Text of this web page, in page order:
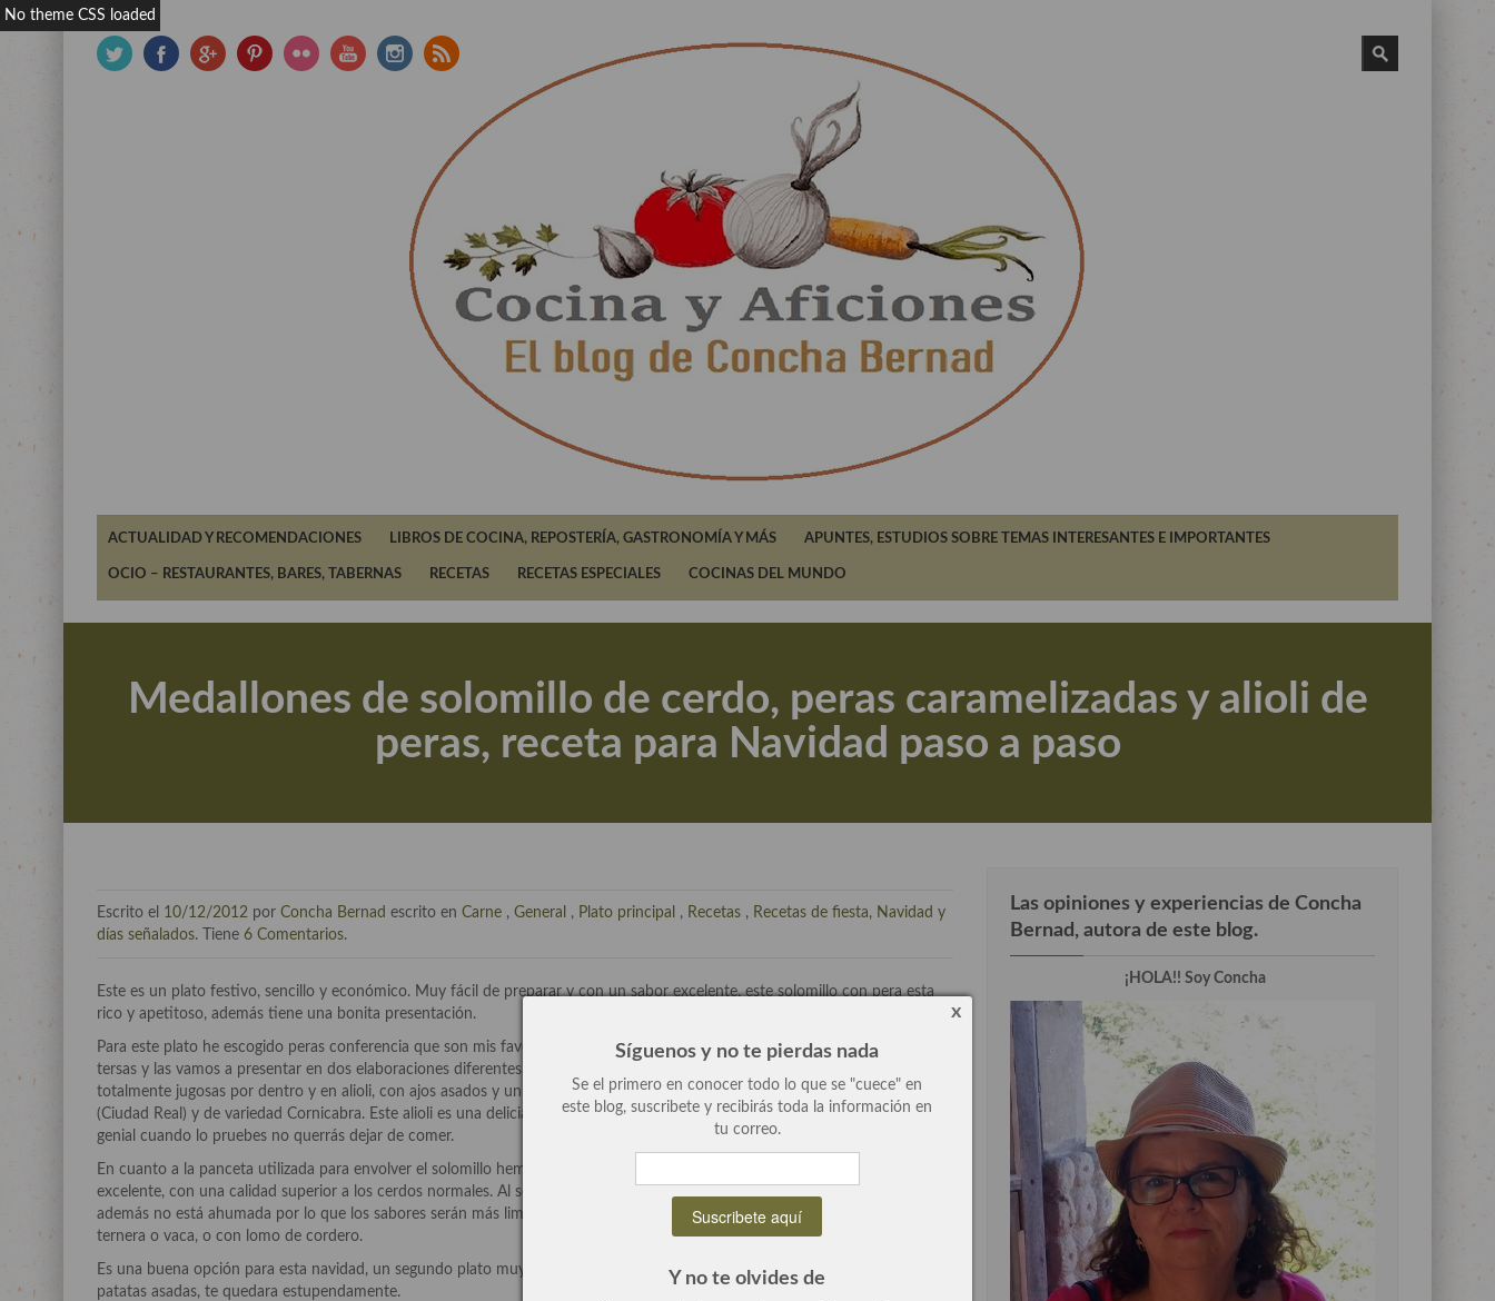
ACTUALIDAD Y RECOMENDACIONES LIBROS DE COCINA, REPOSTERÍA, GASTRONOMÍA Y MÁS APUNTES, ESTUDIOS SOBRE TEMAS INTERESANTES E IMPORTANTES
OCIO – RESTAURANTES, BARES, TABERNAS RECETAS RECETAS ESPECIALES COCINAS DEL MUNDO
Medallones de solomillo de cerdo, peras caramelizadas y alioli de
peras, receta para Navidad paso a paso
Escrito el 10/12/2012 por Concha Bernad escrito en Carne , General , Plato principal , Recetas , Recetas de fiesta, Navidad y
días señalados. Tiene 6 Comentarios.
Este es un plato festivo, sencillo y económico. Muy fácil de preparar y con un sabor excelente, este solomillo con pera esta
rico y apetitoso, además tiene una bonita presentación.
Para este plato he escogido peras conferencia que son mis favoritas. Las hemos elegido que estén maduras pero duras y
tersas y las vamos a presentar en dos elaboraciones diferentes, en cubitos, caramelizadas y crujientes por fuera pero
totalmente jugosas por dentro y en alioli, con ajos asados y un buen aceite de oliva, en esta ocasión de Villarrubia de los Ojos
(Ciudad Real) y de variedad Cornicabra. Este alioli es una delicia, fresco y con muchos aromas, aporta a la comida un toque
genial cuando lo pruebes no querrás dejar de comer.
En cuanto a la panceta utilizada para envolver el solomillo hemos usado una curada de cerdo de Teruel que nos parece
excelente, con una calidad superior a los cerdos normales. Al ser una panceta tan buena el plato se mejora muchísimo,
además no está ahumada por lo que los sabores serán más limpios. También puedes preparar está receta con solomillo de
ternera o vaca, o con lomo de cordero.
Es una buena opción para esta navidad, un segundo plato muy rico y a un excelente te precio, lo puedes acompañar con
patatas asadas, te quedara estupendamente.
Las opiniones y experiencias de Concha
Bernad, autora de este blog.
¡HOLA!! Soy Concha
x
Síguenos y no te pierdas nada
Se el primero en conocer todo lo que se "cuece" en
este blog, suscribete y recibirás toda la información en
tu correo.
Y no te olvides de
No theme CSS loaded